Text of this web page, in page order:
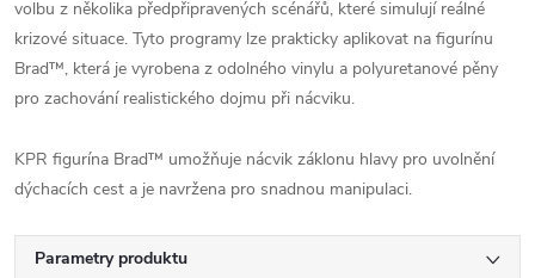
volbu z několika předpřipravených scénářů, které simulují reálné
krizové situace. Tyto programy lze prakticky aplikovat na figurínu
Brad™, která je vyrobena z odolného vinylu a polyuretanové pěny
pro zachování realistického dojmu při nácviku.
KPR figurína Brad™ umožňuje nácvik záklonu hlavy pro uvolnění
dýchacích cest a je navržena pro snadnou manipulaci.
Parametry produktu